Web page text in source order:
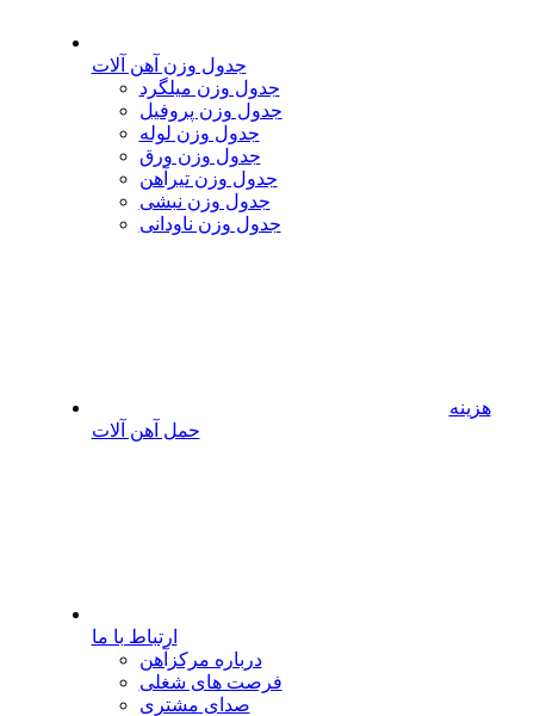
جدول وزن آهن آلات
جدول وزن میلگرد
جدول وزن پروفیل
جدول وزن لوله
جدول وزن ورق
جدول وزن تیرآهن
جدول وزن نبشی
جدول وزن ناودانی
هزینه
حمل آهن آلات
ارتباط با ما
درباره مرکزآهن
فرصت های شغلی
صدای مشتری